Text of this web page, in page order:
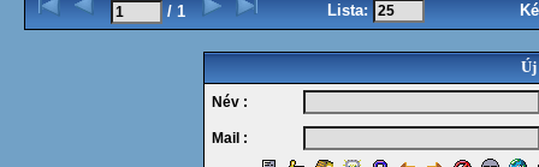
/ 1 Lista:
Új
Név :
Mail :